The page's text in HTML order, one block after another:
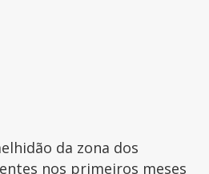
da zona dos
nos primeiros meses